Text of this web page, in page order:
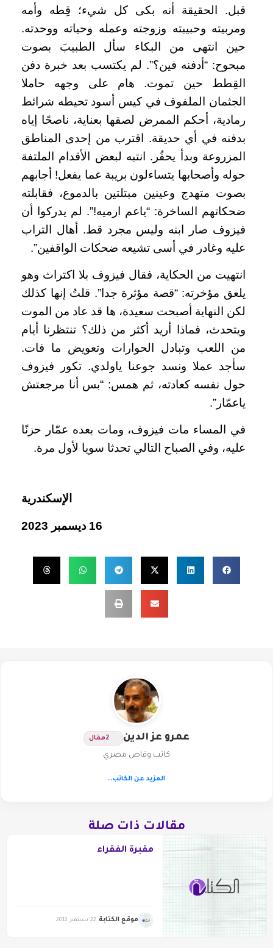
قبل. الحقيقة أنه بكى كل شيء؛ قِطه وأمه
ومربيته وحبيبته وزوجته وعمله وحياته ووحدته.
حين انتهى من البكاء سأل الطبيبَ بصوت
مبحوح: “أدفنه فين؟”. لم يكتسب بعد خبرة دفن
القِطط حين تموت. هام على وجهه حاملا
الجثمان الملفوف في كيس أسود تحيطه شرائط
رمادية، أحكم الممرض لصقها بعناية، ناصحًا إياه
بدفنه في أي حديقة. اقترب من إحدى المناطق
المزروعة وبدأ يحفُر. انتبه لبعض الأقدام الملتفة
حوله وأصحابها يتساءلون بريبة عما يفعل! أجابهم
بصوت متهدج وعينين مبتلتين بالدموع، فقابلته
ضحكاتهم الساخرة: “ياعم ارميه!”. لم يدركوا أن
فيزوف صار ابنه وليس مجرد قط. أهال التراب
عليه وغادر في أسى تشيعه ضحكات الواقفين”.
انتهيت من الحكاية، فقال فيزوف بلا اكتراث وهو
يلعق مؤخرته: “قصة مؤثرة جدا”. قلتُ إنها كذلك
لكن النهاية أصبحت سعيدة، ها قد عاد من الموت
ويتحدث، فماذا أريد أكثر من ذلك؟ تنتظرنا أيام
من اللعب وتبادل الحوارات وتعويض ما فات.
سأجد عملا ونسد جوعنا ياولدي. تكور فيزوف
حول نفسه كعادته، ثم همس: “بس أنا مرجعتش
ياعمّار”.
في المساء مات فيزوف، ومات بعده عمّار حزنًا
عليه، وفي الصباح التالي تحدثا سويا لأول مرة.
الإسكندرية
16 ديسمبر 2023
عمرو عز الدين 2مقال
كاتب وقاص مصري
المزيد عن الكاتب..
مقالات ذات صلة
مقبرة الفقراء
موقع الكتابة 22 سبتمبر 2012